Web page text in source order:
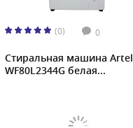
(0) 0
Стиральная машина Artel
WF80L2344G белая...